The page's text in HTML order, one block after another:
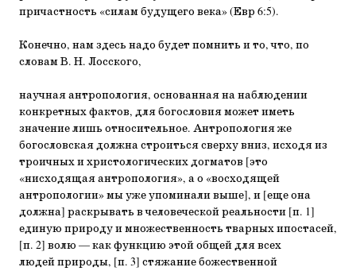
причастность «силам будущего века» (Евр 6:5).
Конечно, нам здесь надо будет помнить и то, что, по
словам В. Н. Лосского,
научная антропология, основанная на наблюдении
конкретных фактов, для богословия может иметь
значение лишь относительное. Антропология же
богословская должна строиться сверху вниз, исходя из
троичных и христологических догматов [это
«нисходящая антропология», а о «восходящей
антропологии» мы уже упоминали выше], и [еще она
должна] раскрывать в человеческой реальности [п. 1]
единую природу и множественность тварных ипостасей,
[п. 2] волю — как функцию этой общей для всех
людей природы, [п. 3] стяжание божественной